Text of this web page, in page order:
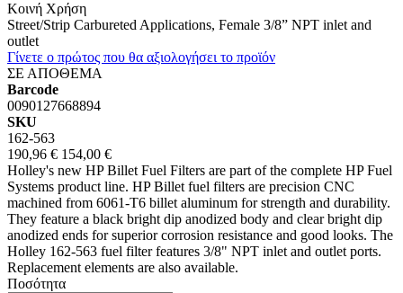
Κοινή Χρήση
Street/Strip Carbureted Applications, Female 3/8” NPT inlet and
outlet
Γίνετε ο πρώτος που θα αξιολογήσει το προϊόν
ΣΕ ΑΠΟΘΕΜΑ
Barcode
0090127668894
SKU
162-563
190,96 € 154,00 €
Holley's new HP Billet Fuel Filters are part of the complete HP Fuel
Systems product line. HP Billet fuel filters are precision CNC
machined from 6061-T6 billet aluminum for strength and durability.
They feature a black bright dip anodized body and clear bright dip
anodized ends for superior corrosion resistance and good looks. The
Holley 162-563 fuel filter features 3/8" NPT inlet and outlet ports.
Replacement elements are also available.
Ποσότητα